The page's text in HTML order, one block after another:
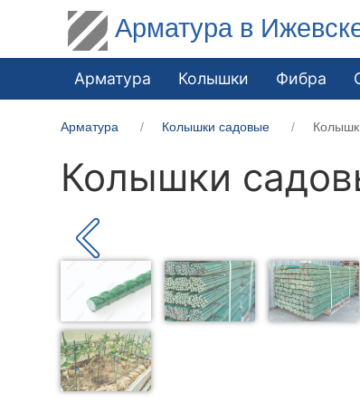
Арматура в
Арматура Колышки Фибра
Арматура Колышки садовые
Колышки